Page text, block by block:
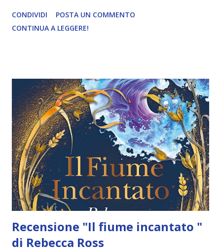
Kuang Anno di pubblicazione (ita): 2024 Editore: Mondadori
Pagine: 384 Acquista una copia a 13,30€ June Hayward e
mentre di June non si è accorto nessuno. Quando assiste
alla morte dell'amica in uno strano incidente, June ruba il
romanzo che l'amica aveva appena finito di scrivere ma di
cui ancora nessuno sa nulla, e decide di pubblicarlo come
fosse suo, rielaborato quel tanto che basta. La storia,
incentrata sul misconosciuto contributo dei cinesi allo
sforzo bellico inglese durante la Prima guerra mondiale,
merita comunque d...
CONDIVIDI
POSTA UN COMMENTO
CONTINUA A LEGGERE!
Recensione "Il fiume incantato "
di Rebecca Ross